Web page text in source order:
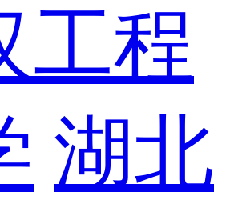
工程
湖北